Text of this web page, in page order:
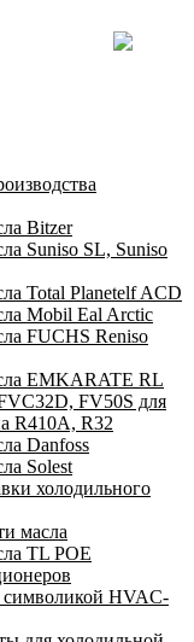
Bitzer
Suniso SL, Suniso
Total Planetelf ACD
Mobil Eal Arctic
FUCHS Reniso
EMKARATE RL
FV50S для
R410A, R32
Danfoss
Solest
холодильного
масла
TL POE
символикой HVAC-